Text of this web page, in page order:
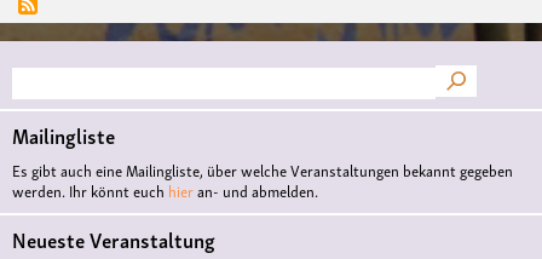
Suche
Mailingliste
Es gibt auch eine Mailingliste, über welche Veranstaltungen bekannt gegeben
werden. Ihr könnt euch hieran- und abmelden.
Neueste Veranstaltung